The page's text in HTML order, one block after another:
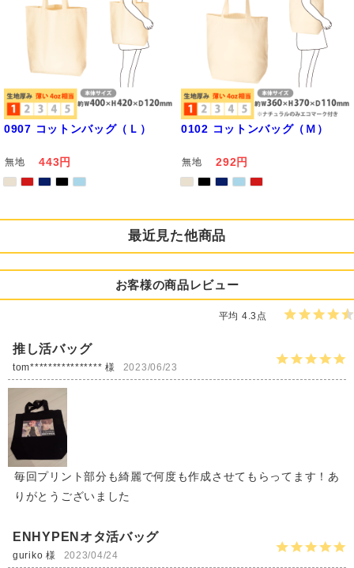
0907 コットンバッグ（Ｌ）
無地 443円
0102 コットンバッグ（Ｍ）
無地 292円
最近見た他商品
お客様の商品レビュー
平均 4.3点
推し活バッグ
tom**************** 様 2023/06/23
毎回プリント部分も綺麗で何度も作成させてもらってます！あ
りがとうございました
ENHYPENオタ活バッグ
guriko 様 2023/04/24